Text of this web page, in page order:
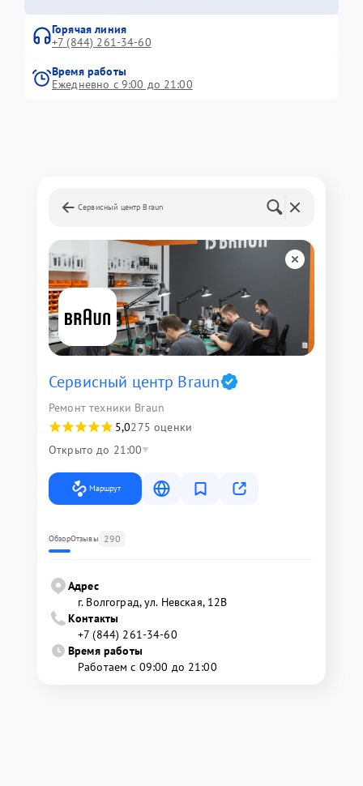
Горячая линия
+7 (844) 261-34-60
Время работы
Ежедневно с 9:00 до 21:00
Сервисный центр Braun
Сервисный центр Braun
Ремонт техники Braun
5,0275 оценки
Открыто до 21:00
Маршрут
ОбзорОтзывы 290
Адрес
г. Волгоград, ул. Невская, 12В
Контакты
+7 (844) 261-34-60
Время работы
Работаем с 09:00 до 21:00